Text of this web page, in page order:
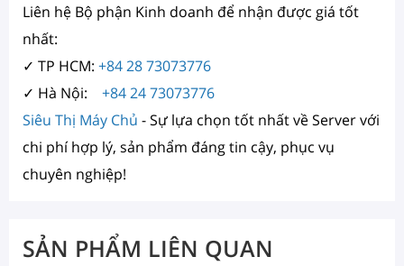
Liên hệ Bộ phận Kinh doanh để nhận được giá tốt
nhất:
✓ TP HCM: +84 28 73073776
✓ Hà Nội: +84 24 73073776
Siêu Thị Máy Chủ - Sự lựa chọn tốt nhất về Server với
chi phí hợp lý, sản phẩm đáng tin cậy, phục vụ
chuyên nghiệp!
SẢN PHẨM LIÊN QUAN